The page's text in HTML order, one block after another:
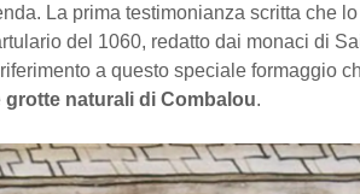
La prima testimonianza scritta che
del 1060, redatto dai monaci di
a questo speciale formaggio
grotte naturali di Combalou.